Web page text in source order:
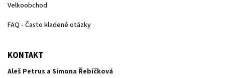
Velkoobchod
FAQ - Často kladené otázky
KONTAKT
Aleš Petrus a Simona Řebíčková